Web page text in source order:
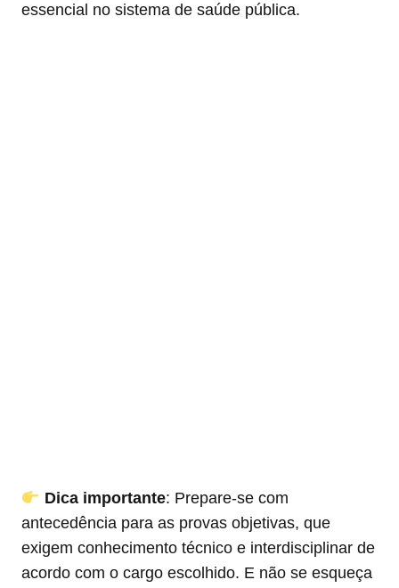
essencial no sistema de saúde pública.
Dica importante: Prepare-se com
antecedência para as provas objetivas, que
exigem conhecimento técnico e interdisciplinar de
acordo com o cargo escolhido. E não se esqueça